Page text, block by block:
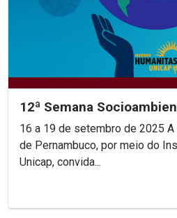
12ª Semana
16 a 19 de setembro de 2025 A Universidade Católica
de Pernambuco, por meio do
Unicap, convida...